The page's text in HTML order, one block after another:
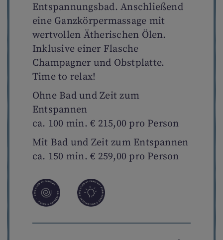
Entspannungsbad. Anschließend
eine Ganzkörpermassage mit
wertvollen Ätherischen Ölen.
Inklusive einer Flasche
Champagner und Obstplatte.
Time to relax!
Ohne Bad und Zeit zum
Entspannen
ca. 100 min. € 215,00 pro Person
Mit Bad und Zeit zum Entspannen
ca. 150 min. € 259,00 pro Person